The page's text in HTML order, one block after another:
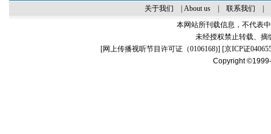
关于我们 About us| 联系我们
本网站所刊载信息，不代表
未经授权禁止转载、摘
[网上传播视听节目许可证（0106168)] [京ICP证
Copyright